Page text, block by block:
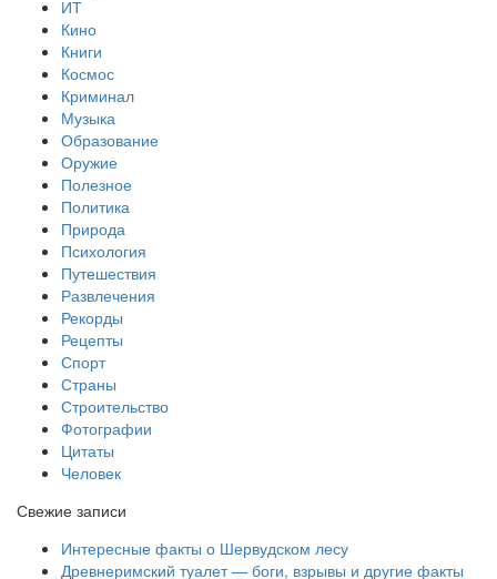
ИТ
Кино
Книги
Космос
Криминал
Музыка
Образование
Оружие
Полезное
Политика
Природа
Психология
Путешествия
Развлечения
Рекорды
Рецепты
Спорт
Страны
Строительство
Фотографии
Цитаты
Человек
Свежие записи
Интересные факты о Шервудском лесу
Древнеримский туалет — боги, взрывы и другие факты